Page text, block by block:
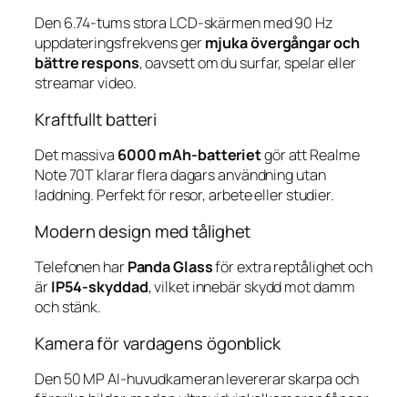
Den 6.74-tums stora LCD-skärmen med 90 Hz
uppdateringsfrekvens germjuka övergångar och
bättre respons, oavsett om du surfar, spelar eller
streamar video.
Kraftfullt batteri
Det massiva 6000 mAh-batterietgör att Realme
Note 70T klarar flera dagars användning utan
laddning. Perfekt för resor, arbete eller studier.
Modern design med tålighet
Telefonen harPanda Glassför extra reptålighet och
ärIP54-skyddad, vilket innebär skydd mot damm
och stänk.
Kamera för vardagens ögonblick
Den 50 MP AI-huvudkameran levererar skarpa och